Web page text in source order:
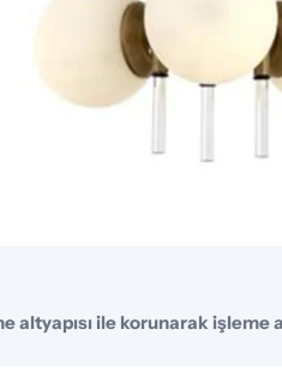
ile korunarak işleme